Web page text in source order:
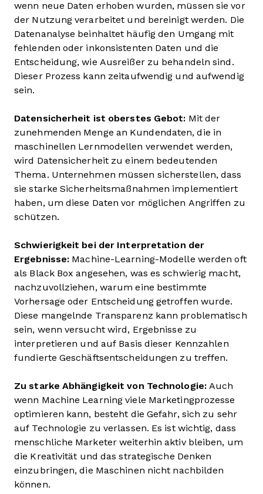
wenn neue Daten erhoben wurden, müssen sie vor
der Nutzung verarbeitet und bereinigt werden. Die
Datenanalyse beinhaltet häufig den Umgang mit
fehlenden oder inkonsistenten Daten und die
Entscheidung, wie Ausreißer zu behandeln sind.
Dieser Prozess kann zeitaufwendig und aufwendig
sein.
Datensicherheit ist oberstes Gebot: Mit der
zunehmenden Menge an Kundendaten, die in
maschinellen Lernmodellen verwendet werden,
wird Datensicherheit zu einem bedeutenden
Thema. Unternehmen müssen sicherstellen, dass
sie starke Sicherheitsmaßnahmen implementiert
haben, um diese Daten vor möglichen Angriffen zu
schützen.
Schwierigkeit bei der Interpretation der
Ergebnisse: Machine-Learning-Modelle werden oft
als Black Box angesehen, was es schwierig macht,
nachzuvollziehen, warum eine bestimmte
Vorhersage oder Entscheidung getroffen wurde.
Diese mangelnde Transparenz kann problematisch
sein, wenn versucht wird, Ergebnisse zu
interpretieren und auf Basis dieser Kennzahlen
fundierte Geschäftsentscheidungen zu treffen.
Zu starke Abhängigkeit von Technologie:Auch
wenn Machine Learning viele Marketingprozesse
optimieren kann, besteht die Gefahr, sich zu sehr
auf Technologie zu verlassen. Es ist wichtig, dass
menschliche Marketer weiterhin aktiv bleiben, um
die Kreativität und das strategische Denken
einzubringen, die Maschinen nicht nachbilden
können.